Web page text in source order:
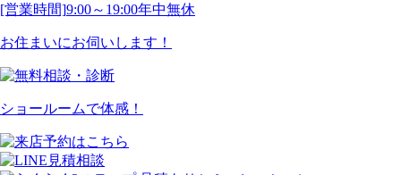
[営業時間]9:00～19:00年中無休
お住まいにお伺いします！
ショールームで体感！